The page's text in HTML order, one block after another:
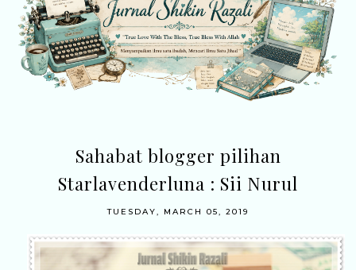
Sahabat blogger pilihan
Starlavenderluna : Sii Nurul
TUESDAY, MARCH 05, 2019